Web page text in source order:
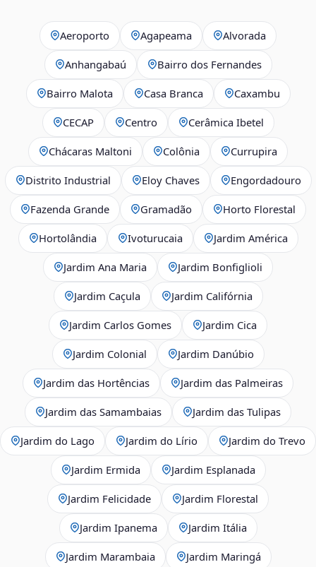
Aeroporto Agapeama Alvorada
Anhangabaú Bairro dos Fernandes
Bairro Malota Casa Branca Caxambu
CECAP Centro Cerâmica Ibetel
Chácaras Maltoni Colônia Currupira
Distrito Industrial Eloy Chaves Engordadouro
Fazenda Grande Gramadão Horto Florestal
Hortolândia Ivoturucaia Jardim América
Jardim Ana Maria Jardim Bonfiglioli
Jardim Caçula Jardim Califórnia
Jardim Carlos Gomes Jardim Cica
Jardim Colonial Jardim Danúbio
Jardim das Hortências Jardim das Palmeiras
Jardim das Samambaias Jardim das Tulipas
Jardim do Lago Jardim do Lírio Jardim do Trevo
Jardim Ermida Jardim Esplanada
Jardim Felicidade Jardim Florestal
Jardim Ipanema Jardim Itália
Jardim Marambaia Jardim Maringá